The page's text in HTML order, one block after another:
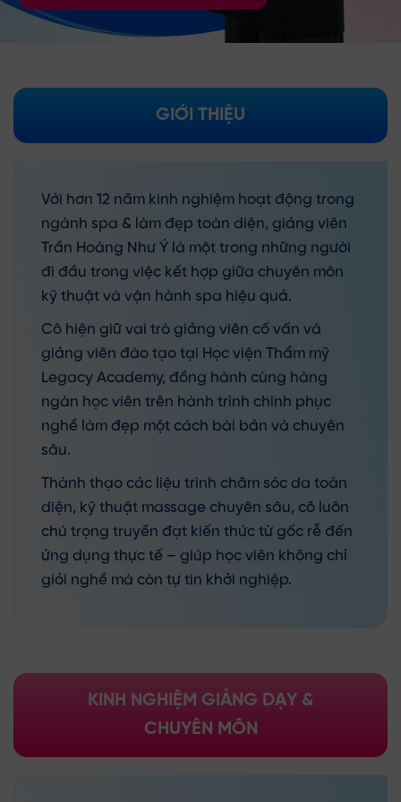
GIỚI THIỆU
Với hơn 12 năm kinh nghiệm hoạt động trong
ngành spa & làm đẹp toàn diện, giảng viên
Trần Hoàng Như Ý là một trong những người
đi đầu trong việc kết hợp giữa chuyên môn
kỹ thuật và vận hành spa hiệu quả.
Cô hiện giữ vai trò giảng viên cố vấn và
giảng viên đào tạo tại Học viện Thẩm mỹ
Legacy Academy, đồng hành cùng hàng
ngàn học viên trên hành trình chinh phục
nghề làm đẹp một cách bài bản và chuyên
sâu.
Thành thạo các liệu trình chăm sóc da toàn
diện, kỹ thuật massage chuyên sâu, cô luôn
chú trọng truyền đạt kiến thức từ gốc rễ đến
ứng dụng thực tế – giúp học viên không chỉ
giỏi nghề mà còn tự tin khởi nghiệp.
KINH NGHIỆM GIẢNG DẠY &
CHUYÊN MÔN